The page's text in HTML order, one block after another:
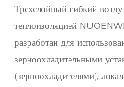
Трехслойный гибкий
теплоизоляцией
разработан для
зерноохладительными
(зерноохладителями),